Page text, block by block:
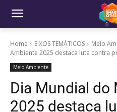
Home EIXOS TEMÁTICOS Meio
Ambiente 2025 destaca luta contra
Meio Ambiente
Dia Mundial do
2025 destaca